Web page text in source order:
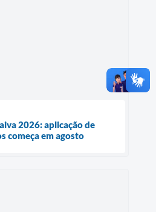
2026: aplicação de
começa em agosto